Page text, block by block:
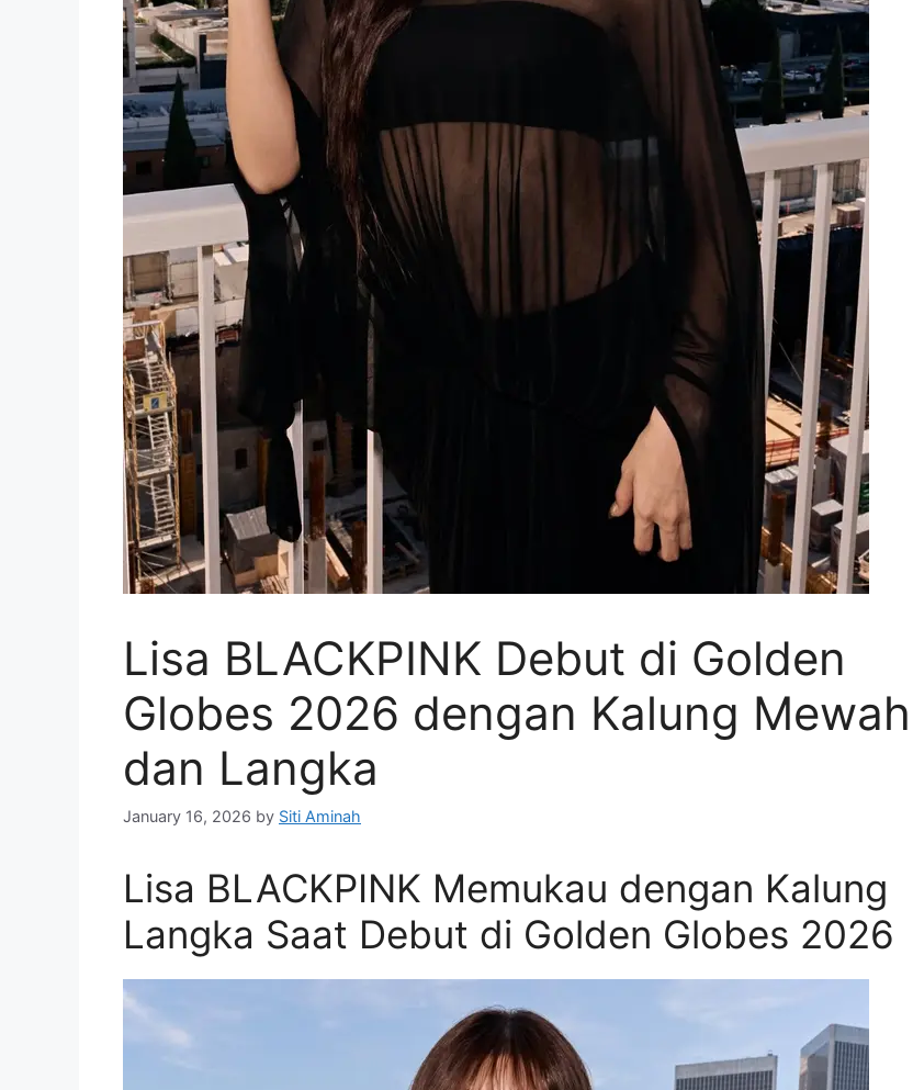
Lisa BLACKPINK Debut di Golden
Globes 2026 dengan Kalung Mewah
dan Langka
January 16, 2026 by Siti Aminah
Lisa BLACKPINK Memukau dengan Kalung
Langka Saat Debut di Golden Globes 2026